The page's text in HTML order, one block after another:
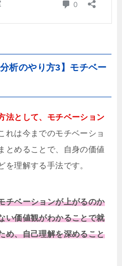
析のやり方3】モチベー
法として、モチベーション
れは今までのモチベーショ
とめることで、自身の価値
を理解する手法です。
チベーションが上がるのか
い価値観がわかることで就
め、自己理解を深めること